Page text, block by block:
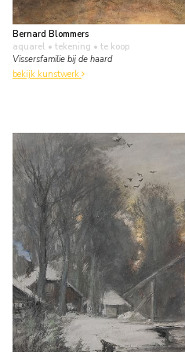
Bernard Blommers
aquarel • tekening • te koop
Vissersfamilie bij de haard
bekijk kunstwerk